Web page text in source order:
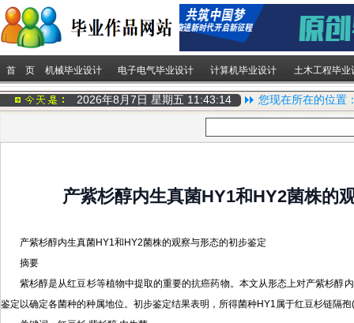
首 页 机械毕业设计 电子电气毕业设计 计算机毕业设计 土木工程毕业
2026年8月7日 星期五 11:43:15 您现在所在的位置
产紫杉醇内生真菌HY1和HY2菌株的
产紫杉醇内生真菌HY1和HY2菌株的观察与形态的初步鉴定
摘要
紫杉醇是从红豆杉等植物中提取的重要的抗癌药物。本文从形态上对产紫杉
鉴定以确定各菌种的种属地位。初步鉴定结果表明，所得菌种HY1属于红豆杉链隔